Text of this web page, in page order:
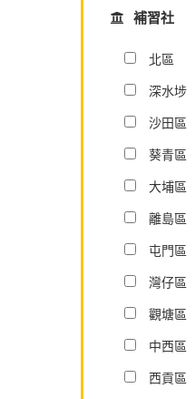
補習社
北區
深水埗
沙田區
葵青區
大埔區
離島區
屯門區
灣仔區
觀塘區
中西區
西貢區